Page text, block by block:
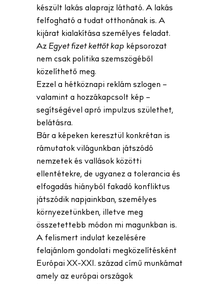
készült lakás alaprajz látható. A lakás
felfogható a tudat otthonának is. A
kijárat kialakítása személyes feladat.
Az Egyet fizet kettőt kap képsorozat
nem csak politika szemszögéből
közelíthető meg.
Ezzel a hétköznapi reklám szlogen –
valamint a hozzákapcsolt kép –
segítségével apró impulzus születhet,
belátásra.
Bár a képeken keresztül konkrétan is
rámutatok világunkban játszódó
nemzetek és vallások közötti
ellentétekre, de ugyanez a tolerancia és
elfogadás hiányból fakadó konfliktus
játszódik napjainkban, személyes
környezetünkben, illetve meg
összetettebb módon mi magunkban is.
A felismert indulat kezelésére
felajánlom gondolati megközelítésként
Európai XX-XXI. század című munkámat
amely az európai országok